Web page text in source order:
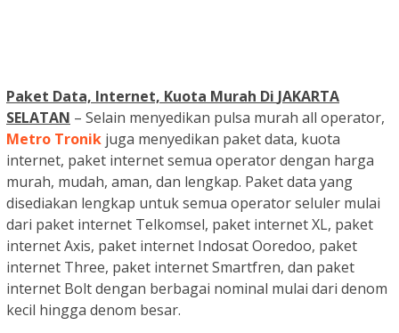
Paket Data, Internet, Kuota Murah Di JAKARTA
SELATAN – Selain menyedikan pulsa murah all operator,
Metro Tronik juga menyedikan paket data, kuota
internet, paket internet semua operator dengan harga
murah, mudah, aman, dan lengkap. Paket data yang
disediakan lengkap untuk semua operator seluler mulai
dari paket internet Telkomsel, paket internet XL, paket
internet Axis, paket internet Indosat Ooredoo, paket
internet Three, paket internet Smartfren, dan paket
internet Bolt dengan berbagai nominal mulai dari denom
kecil hingga denom besar.